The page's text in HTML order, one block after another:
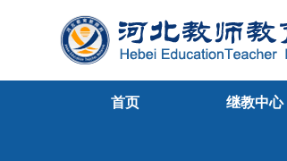
首页 继教中心